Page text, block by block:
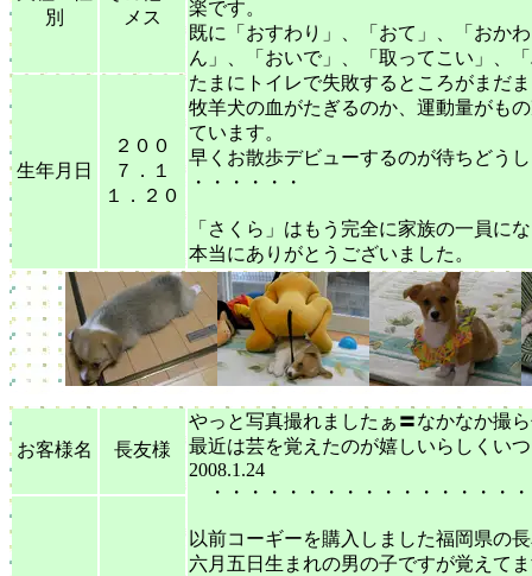
楽です。
既に「おすわり」、「おて」、「おか
ん」、「おいで」、「取ってこい」、
たまにトイレで失敗するところがまだ
牧羊犬の血がたぎるのか、運動量がも
ています。
早くお散歩デビューするのが待ちどう
・・・・・・
「さくら」はもう完全に家族の一員に
本当にありがとうございました。
別
メス
生年月日
２００
７．１
１．２０
お客様名 長友様
やっと写真撮れましたぁ〓なかなか撮
最近は芸を覚えたのが嬉しいらしくい
2008.1.24
・・・・・・・・・・・・・・・・
以前コーギーを購入しました福岡県の
六月五日生まれの男の子ですが覚えて